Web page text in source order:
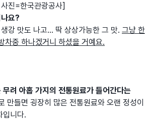
진=한국관광공사]
요?
강 맛도 나고... 딱 상상가능한 그 맛. 그냥 한
차중 하나겠거니 하셨을 거예요.
려 아홉 가지의 전통원료가 들어간다는
만들면 굉장히 많은 전통원료와 오랜 정성이
입니다.